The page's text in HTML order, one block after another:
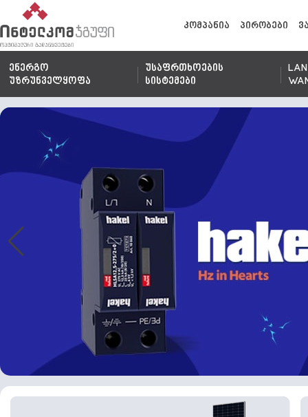
კომპანია პირობები
ენერგო
უზრუნველყოფა
უსაფრთხოების
სისტემები